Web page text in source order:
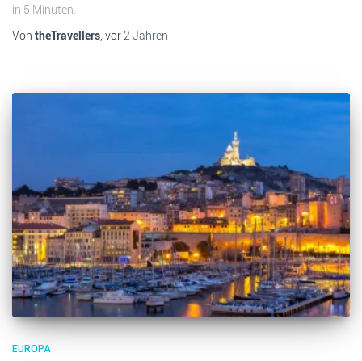
in 5 Minuten.
Von theTravellers , vor2 Jahren
EUROPA